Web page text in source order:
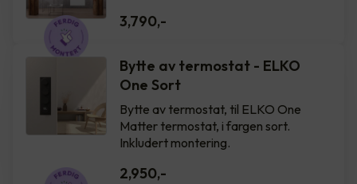
3,790,-
Bytte av termostat - ELKO
One Sort
Bytte av termostat, til ELKO One
Matter termostat, i fargen sort.
Inkludert montering.
2,950,-